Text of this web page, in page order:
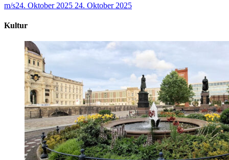
m/s24. Oktober 2025 24. Oktober 2025
Kultur